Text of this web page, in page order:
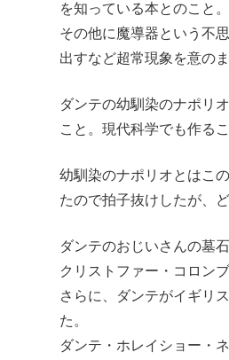
を知っている本とのこと。
その他に魔導器という不
出すなど超常現象を意の
ダンテの幼馴染のナポリ
こと。現代科学でも作る
幼馴染のナポリオとはこ
たので拍子抜けしたが、
ダンテのおじいさんの墓
クリストファー・コロン
さらに、ダンテがイギリ
た。
ダンテ・ホレイショー・ネ